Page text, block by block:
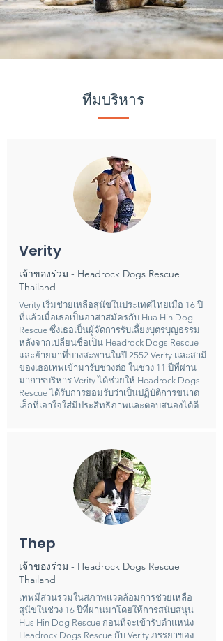
ทีมบริหาร
Verity
เจ้าของร่วม - Headrock Dogs Rescue
Thailand
Verity เริ่มช่วยเหลือสุนัขในประเทศไทยเมื่อ 16 ปี
ที่แล้วเมื่อเธอเป็นอาสาสมัครกับ Hua Hin Dog
Rescue ซึ่งเธอเป็นผู้จัดการรับเลี้ยงบุตรบุญธรรม
หลังจากเปลี่ยนชื่อเป็น Headrock Dogs Rescue
และย้ายมาที่บางสะพานในปี 2552 Verity และสามี
ของเธอเทพเข้ามารับช่วงต่อ ในช่วง 11 ปีที่ผ่าน
มาการบริหาร Verity ได้ช่วยให้ Headrock Dogs
Rescue ได้รับการยอมรับว่าเป็นปฏิบัติการขนาด
เล็กที่เอาใจใส่มีประสิทธิภาพและตอบสนองได้ดี
Thep
เจ้าของร่วม - Headrock Dogs Rescue
Thailand
เทพมีส่วนร่วมในสภาพแวดล้อมการช่วยเหลือ
สุนัขในช่วง 16 ปีที่ผ่านมาโดยให้การสนับสนุน
Hus Hin Dog Rescue ก่อนที่จะเข้ารับตำแหน่ง
Headrock Dogs Rescue กับ Verity ภรรยาของ